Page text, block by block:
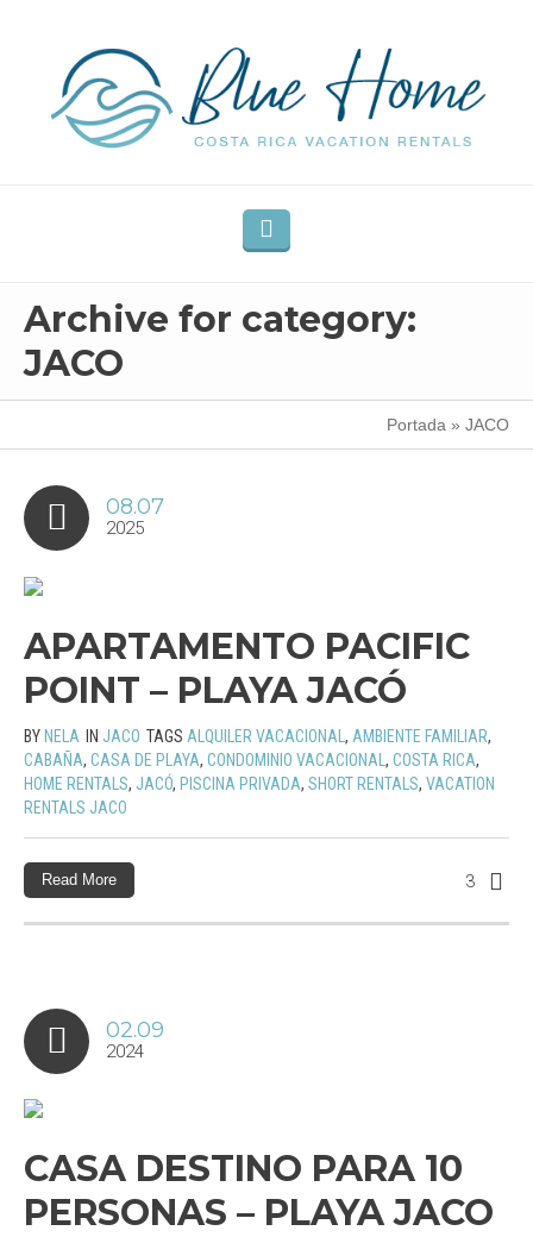
Archive for category:
JACO
Portada » JACO
08.07
2025
APARTAMENTO PACIFIC
POINT – PLAYA JACÓ
BYNELA IN JACO TAGS ALQUILER VACACIONAL , AMBIENTE FAMILIAR,
CABAÑA, CASA DE PLAYA, CONDOMINIO VACACIONAL , COSTA RICA,
HOME RENTALS, JACÓ, PISCINA PRIVADA, SHORT RENTALS, VACATION
RENTALS JACO
3
Read More
02.09
2024
CASA DESTINO PARA 10
PERSONAS – PLAYA JACO